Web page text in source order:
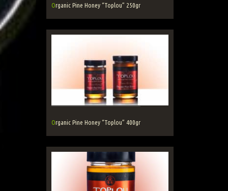
Organic Pine Honey “Toplou” 250gr
Organic Pine Honey “Toplou” 400gr